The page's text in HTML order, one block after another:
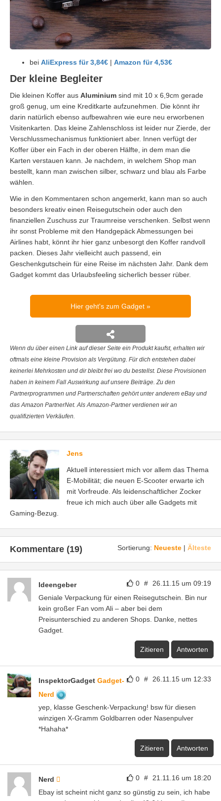
bei AliExpress für 3,84€ | Amazon für 4,53€
Der kleine Begleiter
Die kleinen Koffer aus Aluminium sind mit 10 x 6,9cm gerade
groß genug, um eine Kreditkarte aufzunehmen. Die könnt ihr
darin natürlich ebenso aufbewahren wie eure neu erworbenen
Visitenkarten. Das kleine Zahlenschloss ist leider nur Zierde, der
Verschlussmechanismus funktioniert aber. Innen verfügt der
Koffer über ein Fach in der oberen Hälfte, in dem man die
Karten verstauen kann. Je nachdem, in welchem Shop man
bestellt, kann man zwischen silber, schwarz und blau als Farbe
wählen.
Wie in den Kommentaren schon angemerkt, kann man so auch
besonders kreativ einen Reisegutschein oder auch den
finanziellen Zuschuss zur Traumreise verschenken. Selbst wenn
ihr sonst Probleme mit den Handgepäck Abmessungen bei
Airlines habt, könnt ihr hier ganz unbesorgt den Koffer randvoll
packen. Dieses Jahr vielleicht auch passend, ein
Geschenkgutschein für eine Reise im nächsten Jahr. Dank dem
Gadget kommt das Urlaubsfeeling sicherlich besser rüber.
Hier geht's zum Gadget
Wenn du über einen Link auf dieser Seite ein Produkt kaufst, erhalten wir
oftmals eine kleine Provision als Vergütung. Für dich entstehen dabei
keinerlei Mehrkosten und dir bleibt frei wo du bestellst. Diese Provisionen
haben in keinem Fall Auswirkung auf unsere Beiträge. Zu den
Partnerprogrammen und Partnerschaften gehört unter anderem eBay und
das Amazon PartnerNet. Als Amazon-Partner verdienen wir an
qualifizierten Verkäufen.
Jens
Aktuell interessiert mich vor allem das Thema
E-Mobilität; die neuen E-Scooter erwarte ich
mit Vorfreude. Als leidenschaftlicher Zocker
freue ich mich auch über alle Gadgets mit
Gaming-Bezug.
Sortierung: Neueste | Älteste
Kommentare (19)
0 # 26.11.15 um 09:19
Ideengeber
Geniale Verpackung für einen Reisegutschein. Bin nur
kein großer Fan vom Ali – aber bei dem
Preisunterschied zu anderen Shops. Danke, nettes
Gadget.
Zitieren Antworten
0 # 26.11.15 um 12:33
InspektorGadget Gadget-
Nerd
yep, klasse Geschenk-Verpackung! bsw für diesen
winzigen X-Gramm Goldbarren oder Nasenpulver
*Hahaha*
Zitieren Antworten
0 # 21.11.16 um 18:20
Nerd
Ebay ist scheint nicht ganz so günstig zu sein, ich habe